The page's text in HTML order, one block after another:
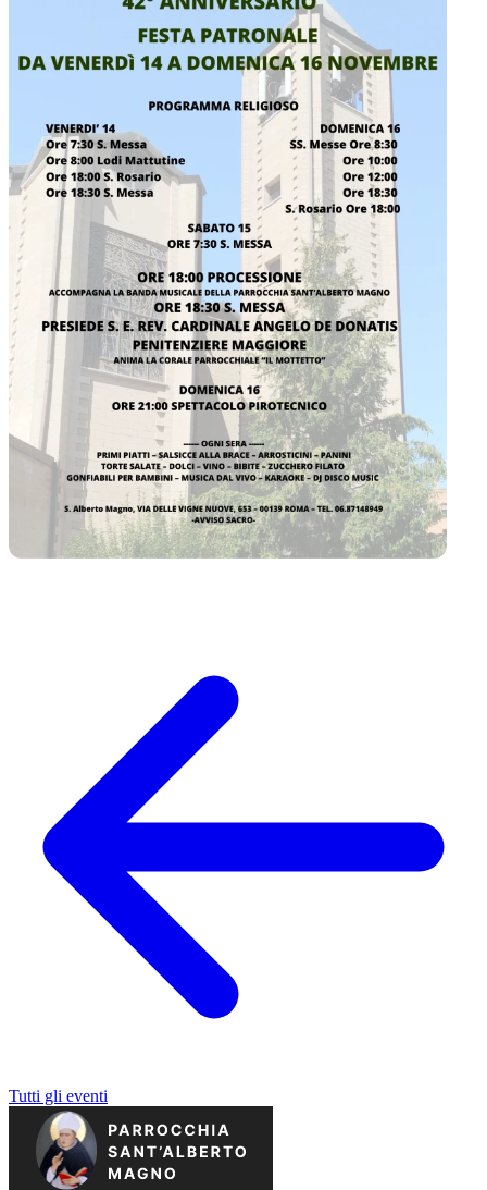
Tutti gli eventi